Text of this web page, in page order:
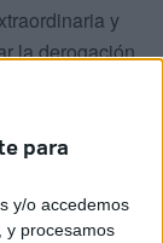
para
y/o accedemos
y procesamos
y
la derogación
al
ha
Ceuta, José